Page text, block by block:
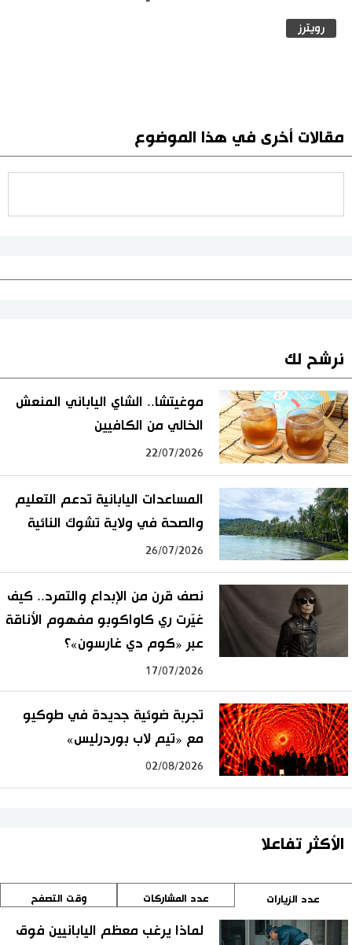
رويترز
مقالات أخرى في هذا الموضوع
نرشح لك
موغيتشا.. الشاي الياباني المنعش
الخالي من الكافيين
22/07/2026
المساعدات اليابانية تدعم التعليم
والصحة في ولاية تشوك النائية
26/07/2026
نصف قرن من الإبداع والتمرد.. كيف
غيّرت ري كاواكوبو مفهوم الأناقة
عبر «كوم دي غارسون»؟
17/07/2026
تجربة ضوئية جديدة في طوكيو
مع «تيم لاب بوردرليس»
02/08/2026
الأكثر تفاعلا
عدد الزيارات عدد المشاركات وقت التصفح
لماذا يرغب معظم اليابانيين فوق